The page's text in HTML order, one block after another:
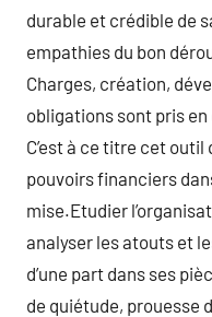
durable et crédible de
empathies du bon
Charges, création,
obligations sont pris
C’est à ce titre cet
pouvoirs financiers
mise.Etudier
analyser les atouts et
d’une part dans ses
de quiétude, prouesse